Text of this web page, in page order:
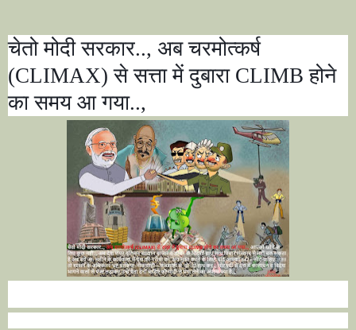
चेतो मोदी सरकार.., अब चरमोत्कर्ष
(CLIMAX)से सत्ता में दुबारा CLIMBहोने
का समय आ गया..,